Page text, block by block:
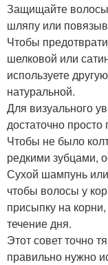
Защищайте волосы
шляпу или
Чтобы
шелковой или
используете
натуральной.
Для визуального
достаточно
Чтобы не было
редкими зубцами,
Сухой шампунь
чтобы волосы у
присыпку на
течение дня.
Этот совет точно
правильно нужно